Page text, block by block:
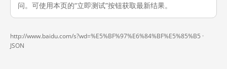
问。可使用本页的“立即测试”按钮获取最新结果。
http://www.baidu.com/s?wd=%E5%BF%97%E6%84%BF%E5%85%B5 ·
JSON